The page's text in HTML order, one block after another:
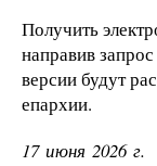
Получить
направив
версии будут
епархии.
17 июня 2026 г.